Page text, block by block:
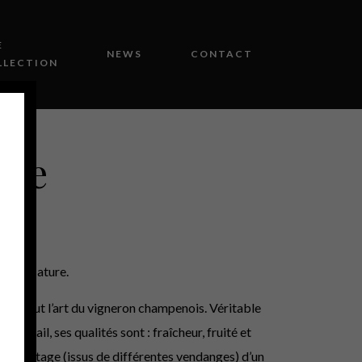
NEWS CONTACT
Brut Nature.
tout l’art du vigneron champenois. Véritable
travail, ses qualités sont : fraîcheur, fruité et
Vintage (issus de différentes vendanges) d’un